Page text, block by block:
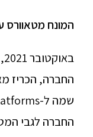
המונח מטאוורס
החברה, הכריז